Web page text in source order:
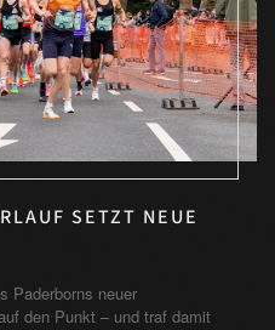
SETZT NEUE
Paderborns neuer
den Punkt – und traf damit